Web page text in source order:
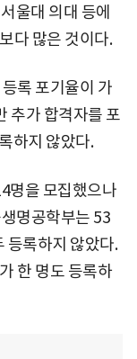
울대 의대 등에
다 많은 것이다.
록 포기율이 가
추가 합격자를 포
하지 않았다.
명을 모집했으나
명공학부는 53
등록하지 않았다.
한 명도 등록하